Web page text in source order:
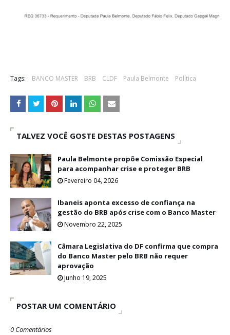
Tags: BANCO MASTER BRB CLDF Paula Belmonte Política
TALVEZ VOCÊ GOSTE DESTAS POSTAGENS
Paula Belmonte propõe Comissão Especial
para acompanhar crise e proteger BRB
Fevereiro 04, 2026
Ibaneis aponta excesso de confiança na
gestão do BRB após crise com o Banco Master
Novembro 22, 2025
Câmara Legislativa do DF confirma que compra
do Banco Master pelo BRB não requer
aprovação
Junho 19, 2025
POSTAR UM COMENTÁRIO
0 Comentários